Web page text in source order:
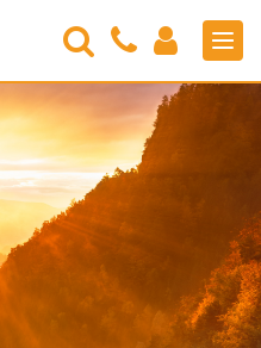
Search
Contact
Us
Login